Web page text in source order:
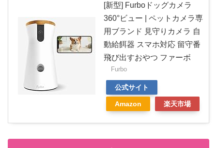
[新型] Furboドッグカメラ
360°ビュー | ペットカメラ専
用ブランド 見守りカメラ 自
動給餌器 スマホ対応 留守番
飛び出すおやつ ファーボ
Furbo
公式サイト
Amazon 楽天市場